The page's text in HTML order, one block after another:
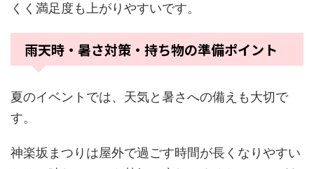
くく満足度も上がりやすいです。
雨天時・暑さ対策・持ち物の準備ポイント
夏のイベントでは、天気と暑さへの備えも大切で
す。
神楽坂まつりは屋外で過ごす時間が長くなりやすい